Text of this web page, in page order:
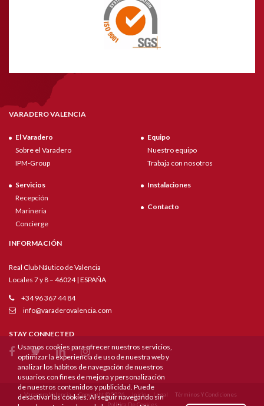
VARADERO VALENCIA
El Varadero
Sobre el Varadero
IPM-Group
Servicios
Recepción
Marineria
Concierge
Equipo
Nuestro equipo
Trabaja con nosotros
Instalaciones
Contacto
INFORMACIÓN
Real Club Náutico de Valencia
Locales 7 y 8 – 46024 | ESPAÑA
+34 96 367 44 84
info@varaderovalencia.com
STAY CONNECTED
Varadero Valencia Copyright © 2026 Inicio Legal
Términos Y Condiciones
Política De Cookies
Usamos cookies para ofrecer nuestros servicios,
optimizar la experiencia de uso de nuestra web y
analizar los hábitos de navegación de nuestros
usuarios con fines de mejora y personalización
de nuestros contenidos y publicidad. Puede
desactivar las cookies. Al seguir navegando sin